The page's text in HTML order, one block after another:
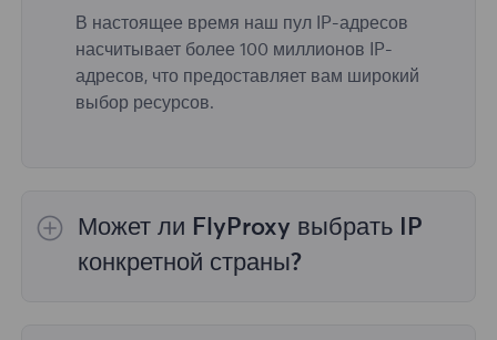
В настоящее время наш пул IP-адресов
насчитывает более 100 миллионов IP-
адресов, что предоставляет вам широкий
выбор ресурсов.
Может ли FlyProxy выбрать IP
конкретной страны?